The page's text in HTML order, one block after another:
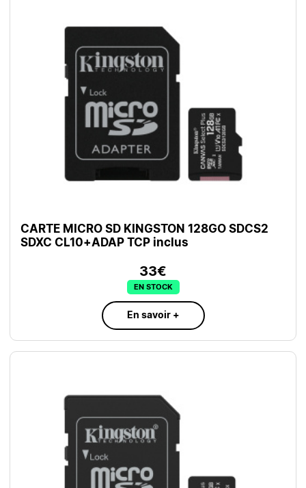
CARTE MICRO SD KINGSTON 128GO SDCS2
SDXC CL10+ADAP TCP inclus
33€
EN STOCK
En savoir +